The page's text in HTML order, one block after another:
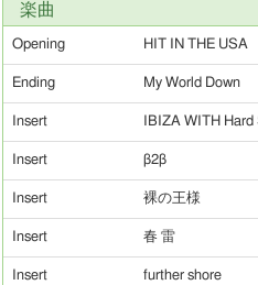
楽曲
Opening HIT IN THE USA
Ending My World Down
Insert IBIZA WITH Hard
Insert β2β
Insert 裸の王様
Insert 春 雷
Insert further shore